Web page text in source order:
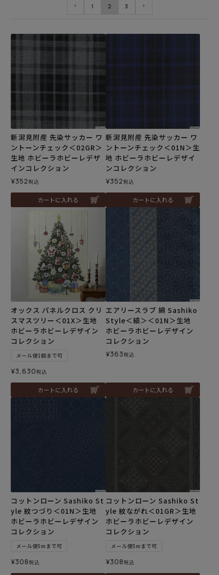
1 2 3
新潟見附産 先染サッカー ワ
ントーンチェック＜02GR＞
生地 ホビーラホビーレデザ
インコレクション
¥352税込
カートに入れる
新潟見附産 先染サッカー ワ
ントーンチェック＜01N＞生
地 ホビーラホビーレデザイ
ンコレクション
¥352税込
カートに入れる
オックス パネルクロス クリ
スマスツリー＜01X＞生地
ホビーラホビーレデザイン
コレクション
メール便1個まで可
¥3,630税込
カートに入れる
エアリースラブ 綿 Sashiko
Style＜縞＞＜01N＞生地
ホビーラホビーレデザイン
コレクション
¥363税込
カートに入れる
コットンローン Sashiko St
yle 紋つづり＜01N＞生地
ホビーラホビーレデザイン
コレクション
メール便5mまで可
¥308税込
コットンローン Sashiko St
yle 紋ながれ＜01GR＞生地
ホビーラホビーレデザイン
コレクション
メール便5mまで可
¥308税込